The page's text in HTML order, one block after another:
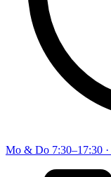
Mo & Do 7:30–17:30 ·